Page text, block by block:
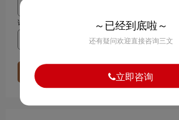
请接听回复来电135 0150 2207
获
立即获取logo设计预算
～已经到底啦～
还有疑问欢迎直接咨询三文
立即咨询